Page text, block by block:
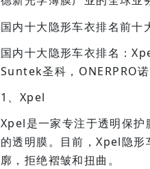
国内十大隐形车衣排名前十
国内十大隐形车衣排名：
Suntek圣科，ONERPRO诺
1、Xpel
Xpel是一家专注于透明保
的透明膜。目前，Xpel隐
廓，拒绝褶皱和扭曲。